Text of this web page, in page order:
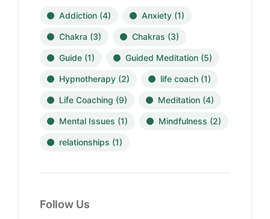
Addiction (4) Anxiety (1)
Chakra (3) Chakras (3)
Guide (1) Guided Meditation (5)
Hypnotherapy (2) life coach (1)
Life Coaching (9) Meditation (4)
Mental Issues (1) Mindfulness (2)
relationships (1)
Follow Us